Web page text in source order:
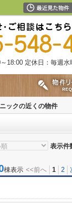
18:00 定休日：毎週水
ックの近くの物件
表示件
棟表示 <<前へ 1 2